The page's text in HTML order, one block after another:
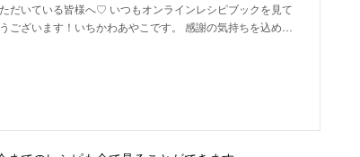
だいている皆様へ♡ いつもオンラインレシピブックを見て
ございます！いちかわあやこです。 感謝の気持ちを込め…